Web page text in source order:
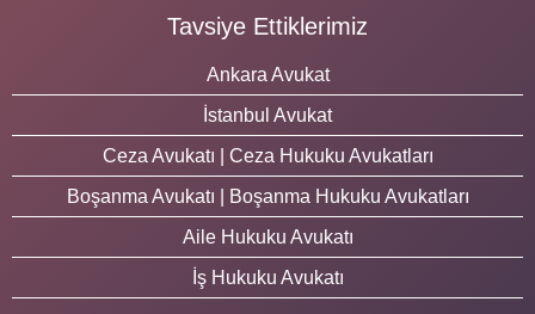
Tavsiye Ettiklerimiz
Ankara Avukat
İstanbul Avukat
Ceza Avukatı | Ceza Hukuku Avukatları
Boşanma Avukatı | Boşanma Hukuku Avukatları
Aile Hukuku Avukatı
İş Hukuku Avukatı